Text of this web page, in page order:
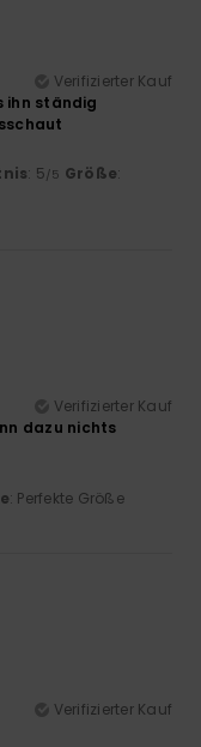
Verifizierter Kauf
ihn ständig
: 5/5 Größe:
Verifizierter Kauf
dazu nichts
: Perfekte Größe
Verifizierter Kauf